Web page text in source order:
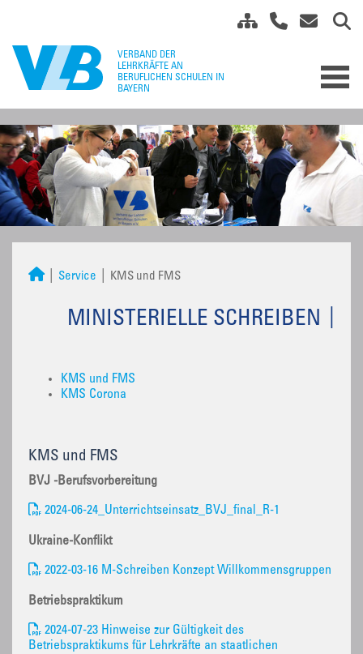
Service KMS und FMS
MINISTERIELLE SCHREIBEN
KMS und FMS
KMS Corona
KMS und FMS
BVJ -Berufsvorbereitung
2024-06-24_Unterrichtseinsatz_BVJ_final_R-1
Ukraine-Konflikt
2022-03-16 M-Schreiben Konzept Willkommensgruppen
Betriebspraktikum
2024-07-23 Hinweise zur Gültigkeit des
Betriebspraktikums für Lehrkräfte an staatlichen